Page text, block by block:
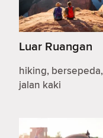
Luar Ruangan
hiking, bersepeda,
jalan kaki